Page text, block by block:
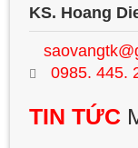
KS. Hoang
0985. 445.
TIN TỨC